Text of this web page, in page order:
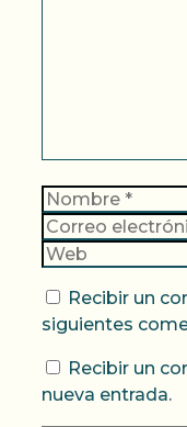
Nombre
Recibir un
siguientes
Recibir un
nueva entrada.